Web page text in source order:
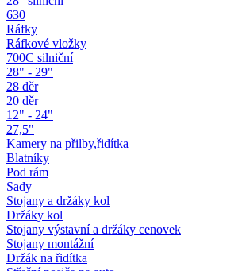
630
Ráfky
Ráfkové vložky
700C silniční
28" - 29"
28 děr
20 děr
12" - 24"
27,5"
Kamery na přilby,řidítka
Blatníky
Pod rám
Sady
Stojany a držáky kol
Držáky kol
Stojany výstavní a držáky cenovek
Stojany montážní
Držák na řidítka